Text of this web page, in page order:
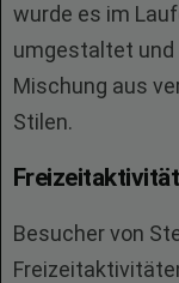
wurde es im
umgestaltet und
Mischung aus
Stilen.
Besucher von